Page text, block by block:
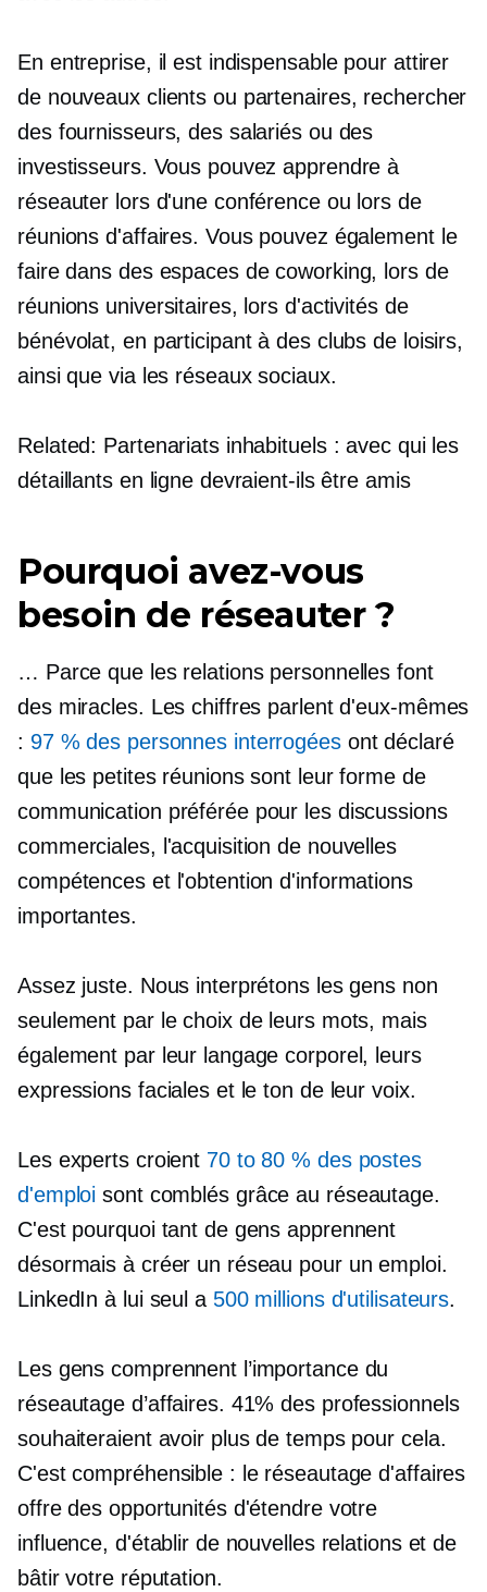
En entreprise, il est indispensable pour attirer
de nouveaux clients ou partenaires, rechercher
des fournisseurs, des salariés ou des
investisseurs. Vous pouvez apprendre à
réseauter lors d'une conférence ou lors de
réunions d'affaires. Vous pouvez également le
faire dans des espaces de coworking, lors de
réunions universitaires, lors d'activités de
bénévolat, en participant à des clubs de loisirs,
ainsi que via les réseaux sociaux.
Related: Partenariats inhabituels : avec qui les
détaillants en ligne devraient-ils être amis
Pourquoi avez-vous
besoin de réseauter ?
… Parce que les relations personnelles font
des miracles. Les chiffres parlent d'eux-mêmes
: 97 % des personnes interrogéesont déclaré
que les petites réunions sont leur forme de
communication préférée pour les discussions
commerciales, l'acquisition de nouvelles
compétences et l'obtention d'informations
importantes.
Assez juste. Nous interprétons les gens non
seulement par le choix de leurs mots, mais
également par leur langage corporel, leurs
expressions faciales et le ton de leur voix.
Les experts croient 70 to 80 % des postes
d'emploi sont comblés grâce au réseautage.
C'est pourquoi tant de gens apprennent
désormais à créer un réseau pour un emploi.
LinkedIn à lui seul a 500 millions d'utilisateurs.
Les gens comprennent l’importance du
réseautage d’affaires. 41% des professionnels
souhaiteraient avoir plus de temps pour cela.
C'est compréhensible : le réseautage d'affaires
offre des opportunités d'étendre votre
influence, d'établir de nouvelles relations et de
bâtir votre réputation.